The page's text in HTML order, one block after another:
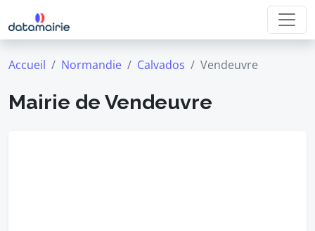
Accueil Normandie Calvados Vendeuvre
Mairie de Vendeuvre